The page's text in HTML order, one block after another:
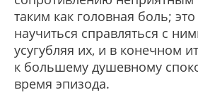
таким как головная боль;
научиться справляться с
усугубляя их, и в конечном
к большему душевному
время эпизода.